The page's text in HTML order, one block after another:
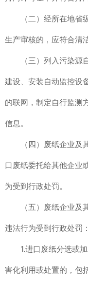
（二）经所在地省级
生产审核的，应符合清
（三）列入污染源自
建设、安装自动监控设
的联网，制定自行监测
信息。
（四）废纸企业及其
口废纸委托给其他企业
为受到行政处罚。
（五）废纸企业及其
违法行为受到行政处罚：
1.进口废纸分选或加
害化利用或处置的，包